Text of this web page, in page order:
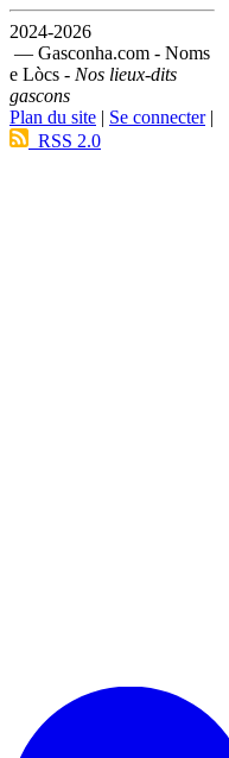
2024-2026
— Gasconha.com - Noms
e Lòcs - Nos lieux-dits
gascons
Plan du site | Se connecter|
RSS 2.0